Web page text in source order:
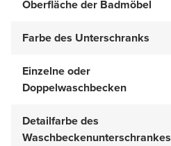
Oberfläche der Badmöbel
Farbe des Unterschranks
Einzelne oder
Doppelwaschbecken
Detailfarbe des
Waschbeckenunterschrankes